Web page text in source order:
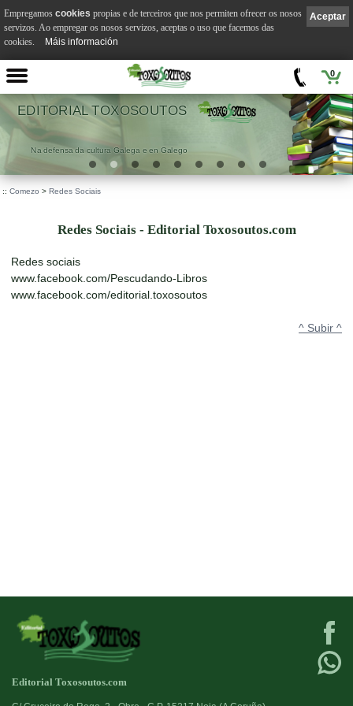
0
EDITORIAL TOXOSOUTOS
Na defensa da cultura Galega e en Galego
:: Comezo > Redes Sociais
Redes Sociais - Editorial Toxosoutos.com
Redes sociais
www.facebook.com/Pescudando-Libros
www.facebook.com/editorial.toxosoutos
^ Subir ^
Editorial Toxosoutos.com
Aceptar
Empregamos cookies propias e de terceiros que nos permiten ofrecer os nosos
servizos. Ao empregar os nosos servizos, aceptas o uso que facemos das
cookies.
Máis información